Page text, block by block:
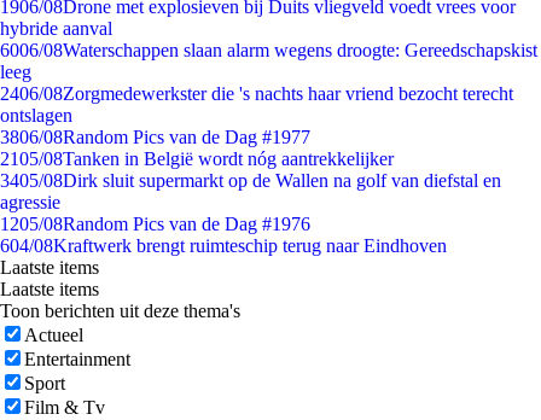
1906/08Drone met explosieven bij Duits vliegveld voedt vrees voor
hybride aanval
6006/08Waterschappen slaan alarm wegens droogte: Gereedschapskist
leeg
2406/08Zorgmedewerkster die 's nachts haar vriend bezocht terecht
ontslagen
3806/08Random Pics van de Dag #1977
2105/08Tanken in België wordt nóg aantrekkelijker
3405/08Dirk sluit supermarkt op de Wallen na golf van diefstal en
agressie
1205/08Random Pics van de Dag #1976
604/08Kraftwerk brengt ruimteschip terug naar Eindhoven
Laatste items
Laatste items
Toon berichten uit deze thema's
Actueel
Entertainment
Sport
Film & Tv